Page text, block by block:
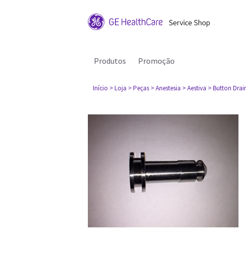
Produtos Promoção
Início > Loja > Peças > Anestesia > Aestiva > Button